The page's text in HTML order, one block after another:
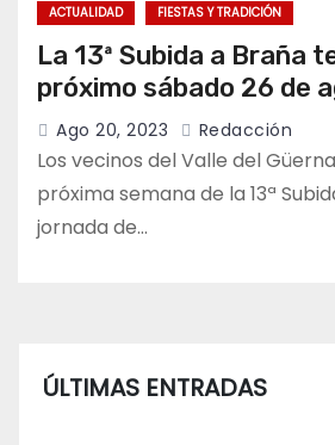
ACTUALIDAD FIESTAS Y TRADICIÓN
La 13ª Subida a Braña
próximo sábado 26 de
Ago 20, 2023 Redacción
Los vecinos del Valle del
próxima semana de la 13ª
jornada de…
ÚLTIMAS ENTRADAS